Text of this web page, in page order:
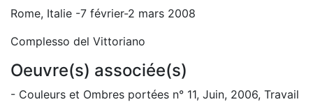
Rome, Italie -7 février-2 mars 2008
Complesso del Vittoriano
Oeuvre(s) associée(s)
- Couleurs et Ombres portées n° 11, Juin, 2006, Travail